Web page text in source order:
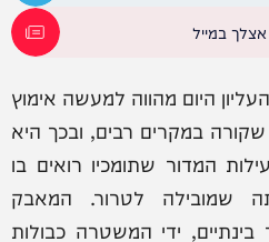
במייל
היום מהווה למעשה אימוץ
במקרים רבים, ובכך היא
המדור שתומכיו רואים בו
שמובילה לטרור. המאבק
ידי המשטרה כבולות